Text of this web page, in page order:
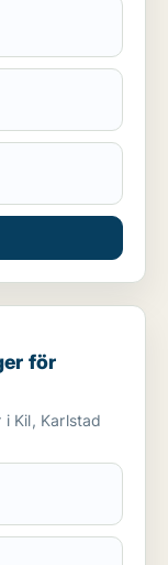
i Kil eller
för
Kil, Karlstad